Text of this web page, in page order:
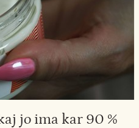
jo ima kar 90 %